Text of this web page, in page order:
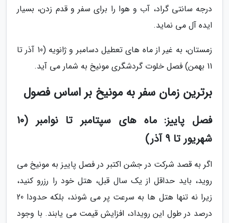
درجه سانتی گراد، آب و هوا را برای سفر و قدم زدن، بسیار
ایده آل می نماید.
زمستان، به غیر از ماه های تعطیل دسامبر و ژانویه (10 آذر تا
11 بهمن) فصل خلوت گردشگری مونیخ به شمار می آید.
برترین زمان سفر به مونیخ بر اساس فصول
فصل پاییز: ماه های سپتامبر تا نوامبر (10
شهریور تا 9 آذر)
اگر به قصد شرکت در جشن اکتبر در فصل پاییز به مونیخ می
روید، باید حداقل از یک سال قبل، هتل خود را رزرو کنید،
زیرا نه تنها هتل ها به سرعت پر می شوند، بلکه حدودا 20
درصد در طول این رویداد، افزایش قیمت می یابند. با وجود